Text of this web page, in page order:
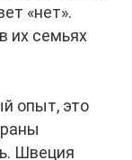
«нет».
их семьях
опыт, это
Швеция